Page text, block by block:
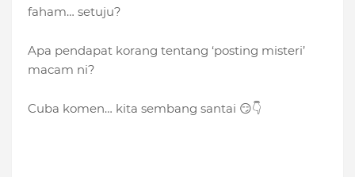
faham… setuju?
Apa pendapat korang tentang ‘posting misteri’
macam ni?
Cuba komen… kita sembang santai 😏👇